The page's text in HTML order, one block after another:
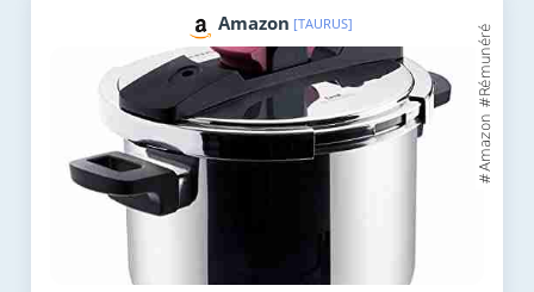
Amazon [TAURUS]